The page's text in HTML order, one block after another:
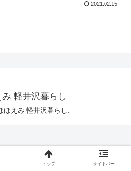
2021.02.15
み 軽井沢暮らし
ほえみ 軽井沢暮らし.
トップ サイドバー